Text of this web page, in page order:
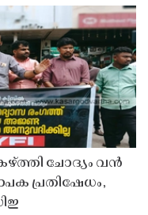
ചോദ്യം വൻ
പ്രതിഷേധം,